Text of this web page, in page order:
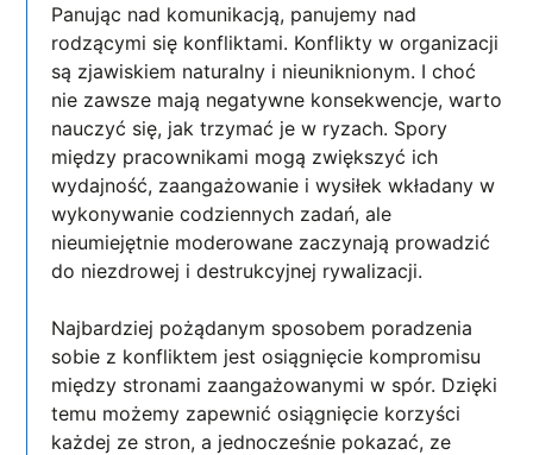
Panując nad komunikacją, panujemy nad
rodzącymi się konfliktami. Konflikty w organizacji
są zjawiskiem naturalny i nieuniknionym. I choć
nie zawsze mają negatywne konsekwencje, warto
nauczyć się, jak trzymać je w ryzach. Spory
między pracownikami mogą zwiększyć ich
wydajność, zaangażowanie i wysiłek wkładany w
wykonywanie codziennych zadań, ale
nieumiejętnie moderowane zaczynają prowadzić
do niezdrowej i destrukcyjnej rywalizacji.
Najbardziej pożądanym sposobem poradzenia
sobie z konfliktem jest osiągnięcie kompromisu
między stronami zaangażowanymi w spór. Dzięki
temu możemy zapewnić osiągnięcie korzyści
każdej ze stron, a jednocześnie pokazać, ze